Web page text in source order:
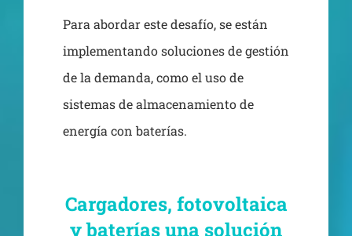
Para abordar este desafío, se están
implementando soluciones de gestión
de la demanda, como el uso de
sistemas de almacenamiento de
energía con baterías.
Cargadores, fotovoltaica
y baterías una solución